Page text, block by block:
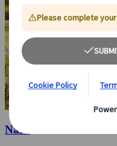
Nara